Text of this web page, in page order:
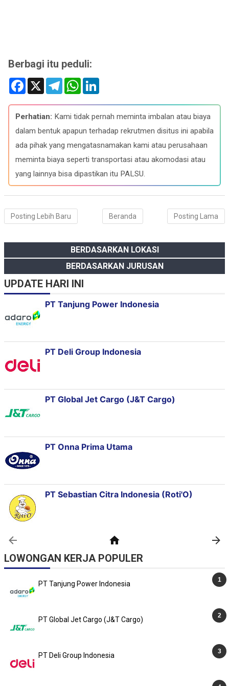
Berbagi itu peduli:
F
e
b
o
o
X
T
e
e
g
r
a
W
t
s
A
p
k
e
d
I
Perhatian: Kami tidak pernah meminta imbalan atau biaya
dalam bentuk apapun terhadap rekrutmen disitus ini apabila
ada pihak yang mengatasnamakan kami atau perusahaan
meminta biaya seperti transportasi atau akomodasi atau
yang lainnya bisa dipastikan itu PALSU.
Posting Lebih Baru Posting Lama
Beranda
BERDASARKAN LOKASI
BERDASARKAN JURUSAN
UPDATE HARI INI
LOWONGAN KERJA POPULER
PT Tanjung Power Indonesia
PT Global Jet Cargo (J&T Cargo)
PT Deli Group Indonesia